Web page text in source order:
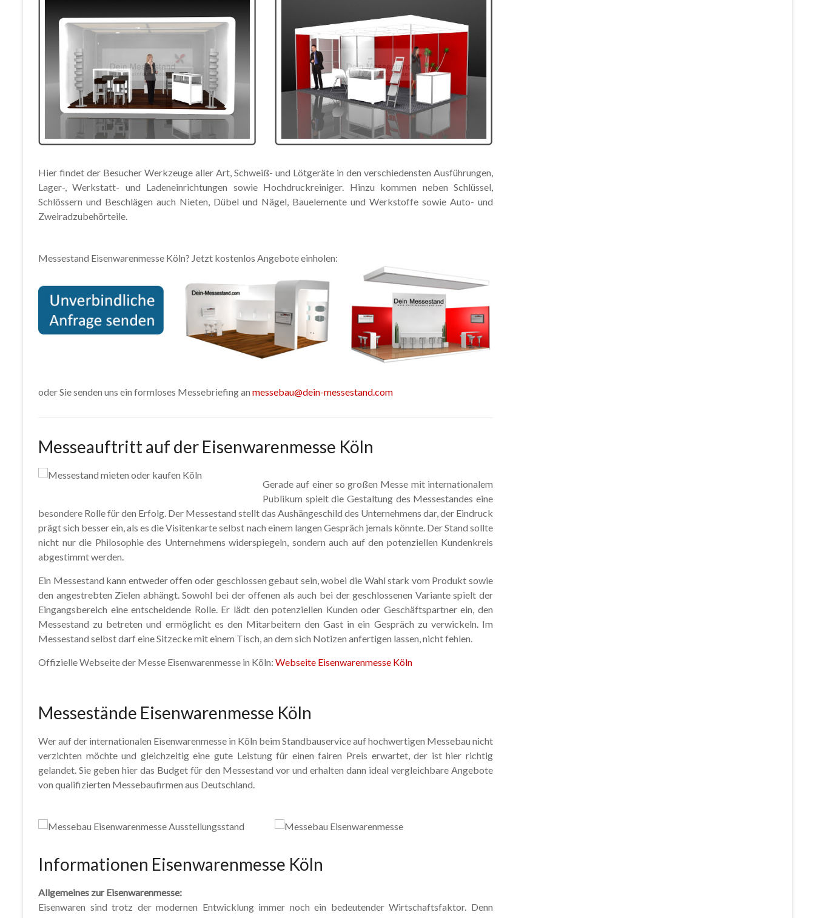
Hier findet der Besucher Werkzeuge aller Art, Schweiß- und Lötgeräte in den verschiedensten Ausführungen,
Lager-, Werkstatt- und Ladeneinrichtungen sowie Hochdruckreiniger. Hinzu kommen neben Schlüssel,
Schlössern und Beschlägen auch Nieten, Dübel und Nägel, Bauelemente und Werkstoffe sowie Auto- und
Zweiradzubehörteile.
Messestand Eisenwarenmesse Köln? Jetzt kostenlos Angebote einholen:
oder Sie senden uns ein formloses Messebriefing an messebau@dein-messestand.com
Messeauftritt auf der Eisenwarenmesse Köln
Gerade auf einer so großen Messe mit internationalem
Publikum spielt die Gestaltung des Messestandes eine
besondere Rolle für den Erfolg. Der Messestand stellt das Aushängeschild des Unternehmens dar, der Eindruck
prägt sich besser ein, als es die Visitenkarte selbst nach einem langen Gespräch jemals könnte. Der Stand sollte
nicht nur die Philosophie des Unternehmens widerspiegeln, sondern auch auf den potenziellen Kundenkreis
abgestimmt werden.
Ein Messestand kann entweder offen oder geschlossen gebaut sein, wobei die Wahl stark vom Produkt sowie
den angestrebten Zielen abhängt. Sowohl bei der offenen als auch bei der geschlossenen Variante spielt der
Eingangsbereich eine entscheidende Rolle. Er lädt den potenziellen Kunden oder Geschäftspartner ein, den
Messestand zu betreten und ermöglicht es den Mitarbeitern den Gast in ein Gespräch zu verwickeln. Im
Messestand selbst darf eine Sitzecke mit einem Tisch, an dem sich Notizen anfertigen lassen, nicht fehlen.
Offizielle Webseite der Messe Eisenwarenmesse in Köln: Webseite Eisenwarenmesse Köln
Messestände Eisenwarenmesse Köln
Wer auf der internationalen Eisenwarenmesse in Köln beim Standbauservice auf hochwertigen Messebau nicht
verzichten möchte und gleichzeitig eine gute Leistung für einen fairen Preis erwartet, der ist hier richtig
gelandet. Sie geben hier das Budget für den Messestand vor und erhalten dann ideal vergleichbare Angebote
von qualifizierten Messebaufirmen aus Deutschland.
Informationen Eisenwarenmesse Köln
Allgemeines zur Eisenwarenmesse:
Eisenwaren sind trotz der modernen Entwicklung immer noch ein bedeutender Wirtschaftsfaktor. Denn